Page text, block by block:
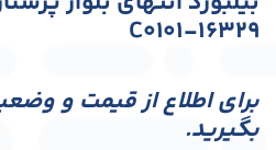
C0101-16329
برای اطلاع از قیمت و
بگیرید.